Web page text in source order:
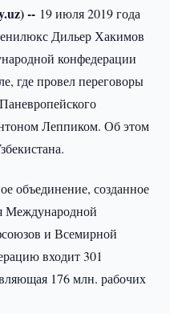
-- 19 июля 2019 года
Дильер Хакимов
конфедерации
где провел переговоры
Леппиком. Об этом
объединение, созданное
Международной
и Всемирной
входит 301
176 млн. рабочих